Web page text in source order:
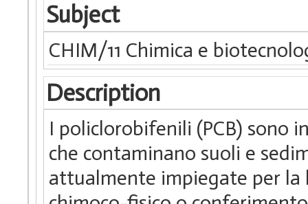
Subject
CHIM/11 Chimica e
Description
I policlorobifenili (PCB) sono
che contaminano suoli e
attualmente impiegate per